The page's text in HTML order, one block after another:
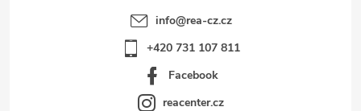
info@rea-cz.cz
+420 731 107 811
Facebook
reacenter.cz